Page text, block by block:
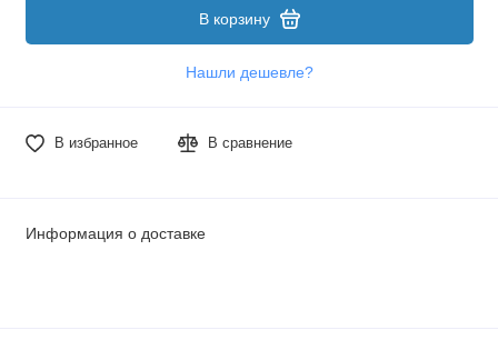
В корзину
Нашли дешевле?
В избранное В сравнение
Информация о доставке